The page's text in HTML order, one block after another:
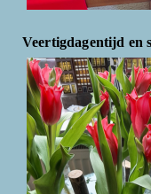
Veertigdagentijd en